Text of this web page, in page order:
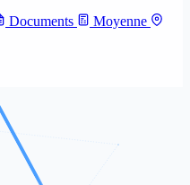
Documents
Moyenne